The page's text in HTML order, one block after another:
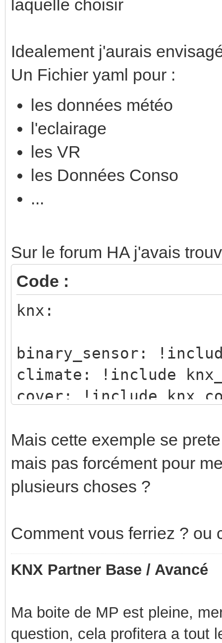
laquelle choisir
Idealement j'aurais
Un Fichier yaml pour :
les données météo
l'eclairage
les VR
les Données Conso
...
Sur le forum HA j'avais
Code :
knx:
binary_sensor:
climate: !include
cover: !include
expose: !include
light: !include
sensor: !include
Mais cette exemple se
mais pas forcément pour
plusieurs choses ?
Comment vous ferriez ? ou
KNX Partner Base / Avancé
Ma boite de MP est pleine,
question, cela profitera a tout